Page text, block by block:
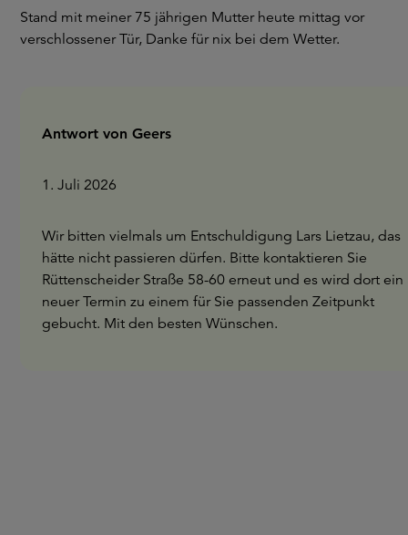
Stand mit meiner 75 jährigen Mutter heute mittag vor
verschlossener Tür, Danke für nix bei dem Wetter.
Antwort von Geers
1. Juli 2026
Wir bitten vielmals um Entschuldigung Lars Lietzau, das
hätte nicht passieren dürfen. Bitte kontaktieren Sie
Rüttenscheider Straße 58-60 erneut und es wird dort ein
neuer Termin zu einem für Sie passenden Zeitpunkt
gebucht. Mit den besten Wünschen.